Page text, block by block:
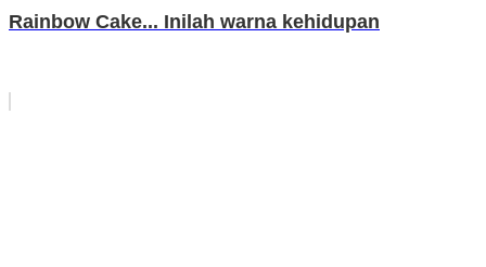
Rainbow Cake... Inilah warna kehidupan